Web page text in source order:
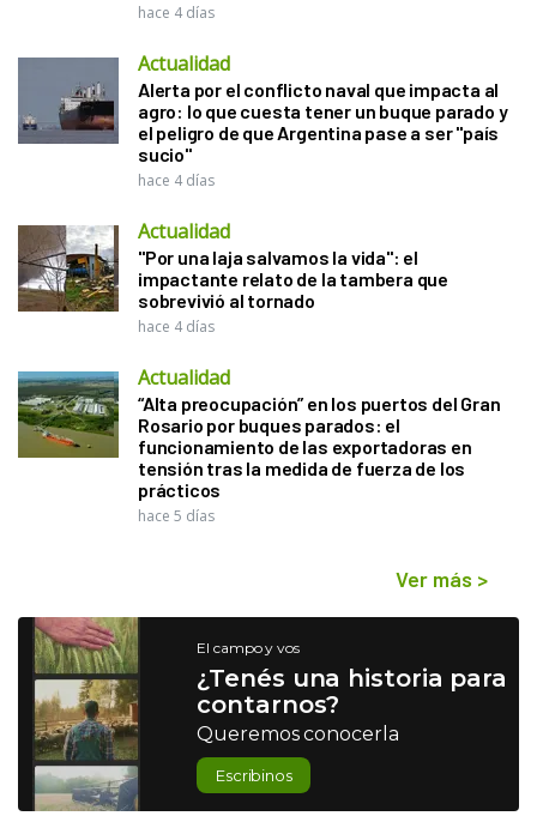
hace 4 días
Actualidad
Alerta por el conflicto naval que impacta al
agro: lo que cuesta tener un buque parado y
el peligro de que Argentina pase a ser "país
sucio"
hace 4 días
Actualidad
"Por una laja salvamos la vida": el
impactante relato de la tambera que
sobrevivió al tornado
hace 4 días
Actualidad
“Alta preocupación” en los puertos del Gran
Rosario por buques parados: el
funcionamiento de las exportadoras en
tensión tras la medida de fuerza de los
prácticos
hace 5 días
Ver más >
El campo y vos
¿Tenés una historia para
contarnos?
Queremos conocerla
Escribinos